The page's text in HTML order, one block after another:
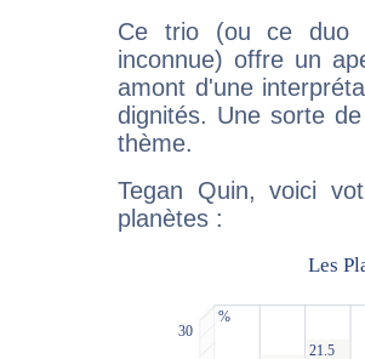
Ce trio (ou ce duo
inconnue) offre un
amont d'une
dignités. Une sorte
thème.
Tegan Quin, voici
planètes :